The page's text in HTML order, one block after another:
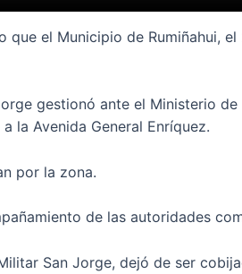
el Municipio de Rumiñahui,
gestionó ante el Ministerio
la Avenida General Enríquez.
por la zona.
de las autoridades
San Jorge, dejó de ser